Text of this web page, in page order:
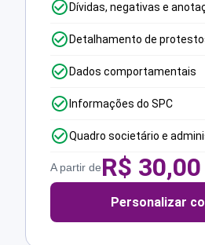
Dívidas, negativas e
Detalhamento de
Dados comportamentais
Informações do SPC
Quadro societário e
A partir deR$ 30,00
Personalizar